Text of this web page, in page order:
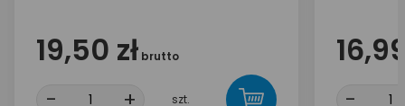
19,50 zł brutto
- + szt. -